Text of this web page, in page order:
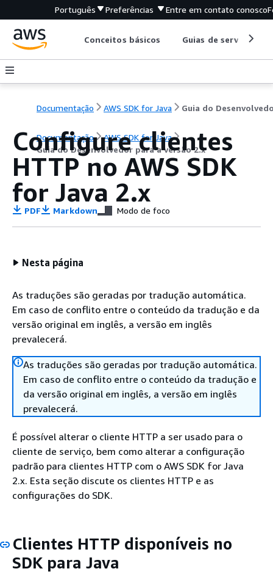
Português Preferências Entre em contato conosco
Conceitos básicos Guias de serviço
Documentação AWS SDK for Java
Documentação
AWS SDK for Java
Guia do Desenvolvedor para a versão 2.x
Configure clientes
HTTP no AWS SDK
for Java 2.x
PDF Markdown Modo de foco
Nesta página
As traduções são geradas por tradução automática.
Em caso de conflito entre o conteúdo da tradução e da
versão original em inglês, a versão em inglês
prevalecerá.
As traduções são geradas por tradução automática.
Em caso de conflito entre o conteúdo da tradução e
da versão original em inglês, a versão em inglês
prevalecerá.
É possível alterar o cliente HTTP a ser usado para o
cliente de serviço, bem como alterar a configuração
padrão para clientes HTTP com o AWS SDK for Java
2.x. Esta seção discute os clientes HTTP e as
configurações do SDK.
Clientes HTTP disponíveis no
SDK para Java